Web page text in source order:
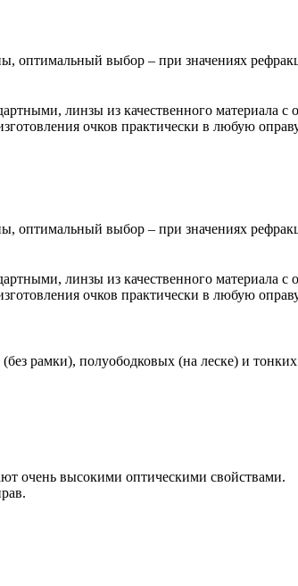
оптимальный выбор – при значениях
линзы из качественного
очков практически в любую
оптимальный выбор – при значениях
линзы из качественного
очков практически в любую
рамки), полуободковых (на леске) и
очень высокими оптическими свойствами.